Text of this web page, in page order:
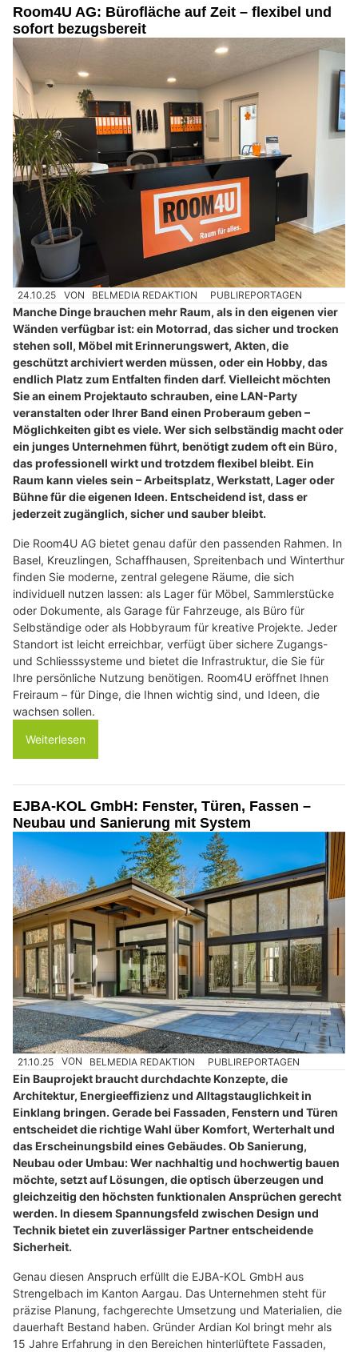
Room4U AG: Bürofläche auf Zeit – flexibel und
sofort bezugsbereit
24.10.25 VON BELMEDIA REDAKTION PUBLIREPORTAGEN
Manche Dinge brauchen mehr Raum, als in den eigenen vier
Wänden verfügbar ist: ein Motorrad, das sicher und trocken
stehen soll, Möbel mit Erinnerungswert, Akten, die
geschützt archiviert werden müssen, oder ein Hobby, das
endlich Platz zum Entfalten finden darf. Vielleicht möchten
Sie an einem Projektauto schrauben, eine LAN-Party
veranstalten oder Ihrer Band einen Proberaum geben –
Möglichkeiten gibt es viele. Wer sich selbständig macht oder
ein junges Unternehmen führt, benötigt zudem oft ein Büro,
das professionell wirkt und trotzdem flexibel bleibt. Ein
Raum kann vieles sein – Arbeitsplatz, Werkstatt, Lager oder
Bühne für die eigenen Ideen. Entscheidend ist, dass er
jederzeit zugänglich, sicher und sauber bleibt.
Die Room4U AG bietet genau dafür den passenden Rahmen. In
Basel, Kreuzlingen, Schaffhausen, Spreitenbach und Winterthur
finden Sie moderne, zentral gelegene Räume, die sich
individuell nutzen lassen: als Lager für Möbel, Sammlerstücke
oder Dokumente, als Garage für Fahrzeuge, als Büro für
Selbständige oder als Hobbyraum für kreative Projekte. Jeder
Standort ist leicht erreichbar, verfügt über sichere Zugangs-
und Schliesssysteme und bietet die Infrastruktur, die Sie für
Ihre persönliche Nutzung benötigen. Room4U eröffnet Ihnen
Freiraum – für Dinge, die Ihnen wichtig sind, und Ideen, die
wachsen sollen.
Weiterlesen
EJBA-KOL GmbH: Fenster, Türen, Fassen –
Neubau und Sanierung mit System
21.10.25 VON BELMEDIA REDAKTION PUBLIREPORTAGEN
Ein Bauprojekt braucht durchdachte Konzepte, die
Architektur, Energieeffizienz und Alltagstauglichkeit in
Einklang bringen. Gerade bei Fassaden, Fenstern und Türen
entscheidet die richtige Wahl über Komfort, Werterhalt und
das Erscheinungsbild eines Gebäudes. Ob Sanierung,
Neubau oder Umbau: Wer nachhaltig und hochwertig bauen
möchte, setzt auf Lösungen, die optisch überzeugen und
gleichzeitig den höchsten funktionalen Ansprüchen gerecht
werden. In diesem Spannungsfeld zwischen Design und
Technik bietet ein zuverlässiger Partner entscheidende
Sicherheit.
Genau diesen Anspruch erfüllt die EJBA-KOL GmbH aus
Strengelbach im Kanton Aargau. Das Unternehmen steht für
präzise Planung, fachgerechte Umsetzung und Materialien, die
dauerhaft Bestand haben. Gründer Ardian Kol bringt mehr als
15 Jahre Erfahrung in den Bereichen hinterlüftete Fassaden,